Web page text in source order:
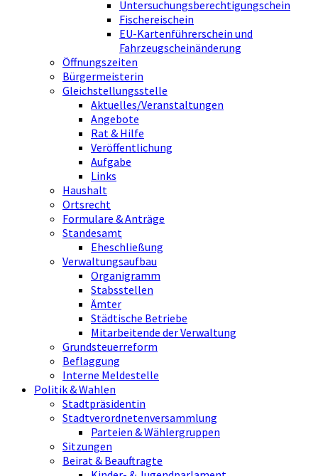
Untersuchungsberechtigungschein
Fischereischein
EU-Kartenführerschein und
Fahrzeugscheinänderung
Öffnungszeiten
Bürgermeisterin
Gleichstellungsstelle
Aktuelles/Veranstaltungen
Angebote
Rat & Hilfe
Veröffentlichung
Aufgabe
Links
Haushalt
Ortsrecht
Formulare & Anträge
Standesamt
Eheschließung
Verwaltungsaufbau
Organigramm
Stabsstellen
Ämter
Städtische Betriebe
Mitarbeitende der Verwaltung
Grundsteuerreform
Beflaggung
Interne Meldestelle
Politik & Wahlen
Stadtpräsidentin
Stadtverordnetenversammlung
Parteien & Wählergruppen
Sitzungen
Beirat & Beauftragte